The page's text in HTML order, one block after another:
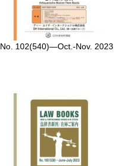
No. 102(540)—Oct.-Nov. 2023